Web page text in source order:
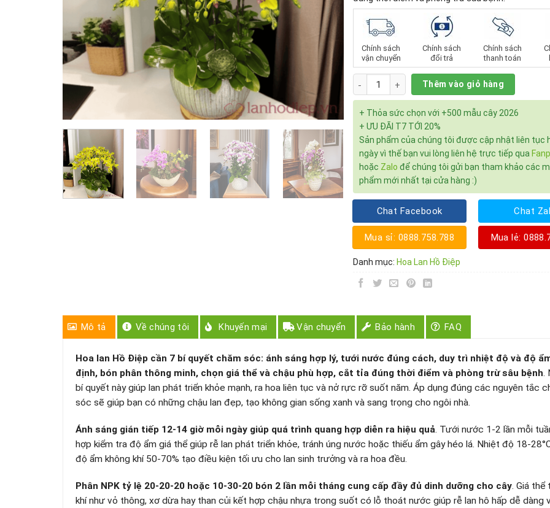
Chính sách
vận chuyển
Chính sách
đổi trả
Chính sách
thanh toán
Số lượng Thêm vào giỏ hàng
+ Thỏa sức chọn với +500 mẫu cây 2026
+ ƯU ĐÃI T7 TỚI 20%
Sản phẩm của chúng tôi được cập nhật liên tục
ngày vì thế bạn vui lòng liên hệ trực tiếp qua
hoặc Zalo để chúng tôi gửi bạn tham khảo các
phẩm mới nhất tại cửa hàng :)
Chat Facebook
Mua sỉ: 0888.758.788
Chat
Mua lẻ:
Danh mục: Hoa Lan Hồ Điệp
Mô tả Về chúng tôi Khuyến mại Vận chuyển Bảo hành FAQ
Hoa lan Hồ Điệp cần 7 bí quyết chăm sóc: ánh sáng hợp lý, tưới nước đúng cách, duy trì nhiệt độ và độ
định, bón phân thông minh, chọn giá thể và chậu phù hợp, cắt tỉa đúng thời điểm và phòng trừ sâu bệnh.
bí quyết này giúp lan phát triển khỏe mạnh, ra hoa liên tục và nở rực rỡ suốt năm. Áp dụng đúng các nguyên tắc
sóc sẽ giúp bạn có những chậu lan đẹp, tạo không gian sống xanh và sang trọng cho ngôi nhà.
Ánh sáng gián tiếp 12-14 giờ mỗi ngày giúp quá trình quang hợp diễn ra hiệu quả. Tưới nước 1-2 lần mỗi
hợp kiểm tra độ ẩm giá thể giúp rễ lan phát triển khỏe, tránh úng nước hoặc thiếu ẩm gây héo lá. Nhiệt độ 18-
độ ẩm không khí 50-70% tạo điều kiện tối ưu cho lan sinh trưởng và ra hoa đều.
Phân NPK tỷ lệ 20-20-20 hoặc 10-30-20 bón 2 lần mỗi tháng cung cấp đầy đủ dinh dưỡng cho cây. Giá thể
khí như vỏ thông, xơ dừa hay than củi kết hợp chậu nhựa trong suốt có lỗ thoát nước giúp rễ lan hô hấp dễ dàng